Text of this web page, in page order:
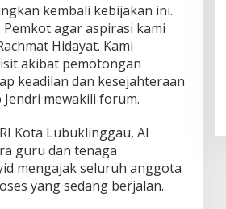
kembali kebijakan ini.
agar aspirasi kami
Hidayat. Kami
akibat pemotongan
keadilan dan kesejahteraan
mewakili forum.
Kota Lubuklinggau, Al
guru dan tenaga
mengajak seluruh anggota
yang sedang berjalan.